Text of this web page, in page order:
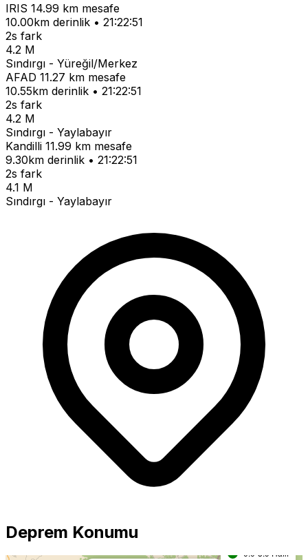
IRIS 14.99 km mesafe
10.00km derinlik • 21:22:51
2s fark
4.2 M
Sındırgı - Yüreğil/Merkez
AFAD 11.27 km mesafe
10.55km derinlik • 21:22:51
2s fark
4.2 M
Sındırgı - Yaylabayır
Kandilli 11.99 km mesafe
9.30km derinlik • 21:22:51
2s fark
4.1 M
Sındırgı - Yaylabayır
Deprem Konumu
0.0-3.9 Hafif